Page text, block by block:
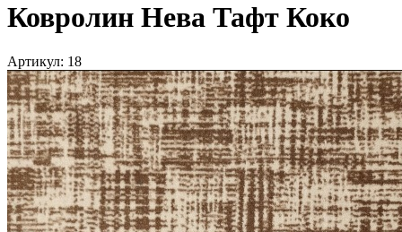
Ковролин Нева Тафт Коко
Артикул: 18